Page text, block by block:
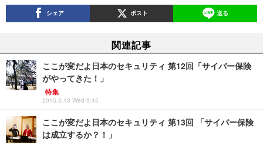
シェア ポスト 送る
関連記事
ここが変だよ日本のセキュリティ 第12回「サイバー保険
がやってきた！」
特集
2015.5.13 Wed 9:45
ここが変だよ日本のセキュリティ 第13回 「サイバー保険
は成立するか？！」